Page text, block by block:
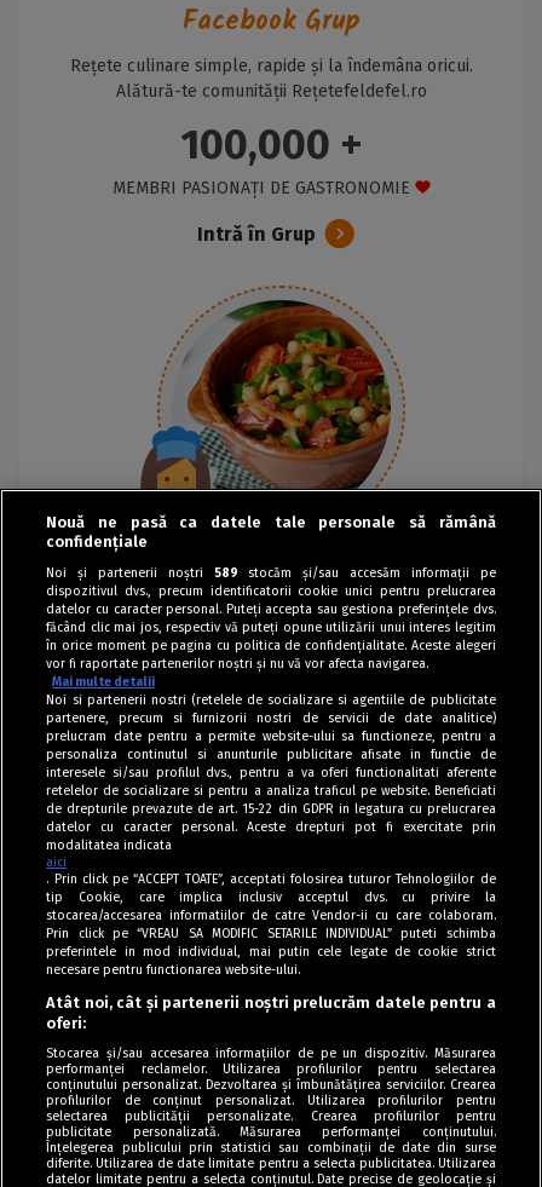
Facebook Grup
Rețete culinare simple, rapide și la îndemâna oricui.
Alătură-te comunității Rețetefeldefel.ro
100,000 +
MEMBRI PASIONAȚI DE GASTRONOMIE
Intră în Grup
Tag index
Program Antena 1
Politica de cookies
Politica de confidențialitate
Termeni și condiții
Nouă ne pasă ca datele tale personale să rămână
confidențiale
Noi și partenerii noștri 589 stocăm și/sau accesăm informații pe
dispozitivul dvs., precum identificatorii cookie unici pentru prelucrarea
datelor cu caracter personal. Puteți accepta sau gestiona preferințele dvs.
făcând clic mai jos, respectiv vă puteți opune utilizării unui interes legitim
în orice moment pe pagina cu politica de confidențialitate. Aceste alegeri
vor fi raportate partenerilor noștri și nu vă vor afecta navigarea.
Mai multe detalii
Noi si partenerii nostri (retelele de socializare si agentiile de publicitate
partenere, precum si furnizorii nostri de servicii de date analitice)
prelucram date pentru a permite website-ului sa functioneze, pentru a
personaliza continutul si anunturile publicitare afisate in functie de
interesele si/sau profilul dvs., pentru a va oferi functionalitati aferente
retelelor de socializare si pentru a analiza traficul pe website. Beneficiati
de drepturile prevazute de art. 15-22 din GDPR in legatura cu prelucrarea
datelor cu caracter personal. Aceste drepturi pot fi exercitate prin
modalitatea indicata
aici
. Prin click pe “ACCEPT TOATE”, acceptati folosirea tuturor Tehnologiilor de
tip Cookie, care implica inclusiv acceptul dvs. cu privire la
stocarea/accesarea informatiilor de catre Vendor-ii cu care colaboram.
Prin click pe “VREAU SA MODIFIC SETARILE INDIVIDUAL” puteti schimba
preferintele in mod individual, mai putin cele legate de cookie strict
necesare pentru functionarea website-ului.
Atât noi, cât și partenerii noștri prelucrăm datele pentru a
oferi:
Stocarea și/sau accesarea informațiilor de pe un dispozitiv. Măsurarea
performanței reclamelor. Utilizarea profilurilor pentru selectarea
conținutului personalizat. Dezvoltarea și îmbunătățirea serviciilor. Crearea
profilurilor de conținut personalizat. Utilizarea profilurilor pentru
selectarea publicității personalizate. Crearea profilurilor pentru
publicitate personalizată. Măsurarea performanței conținutului.
Înțelegerea publicului prin statistici sau combinații de date din surse
diferite. Utilizarea de date limitate pentru a selecta publicitatea. Utilizarea
datelor limitate pentru a selecta conținutul. Date precise de geolocație și